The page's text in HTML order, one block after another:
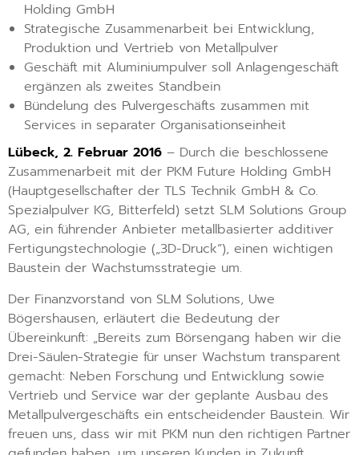
Holding GmbH
Strategische Zusammenarbeit bei Entwicklung,
Produktion und Vertrieb von Metallpulver
Geschäft mit Aluminiumpulver soll Anlagengeschäft
ergänzen als zweites Standbein
Bündelung des Pulvergeschäfts zusammen mit
Services in separater Organisationseinheit
Lübeck, 2. Februar 2016 – Durch die beschlossene
Zusammenarbeit mit der PKM Future Holding GmbH
(Hauptgesellschafter der TLS Technik GmbH & Co.
Spezialpulver KG, Bitterfeld) setzt SLM Solutions Group
AG, ein führender Anbieter metallbasierter additiver
Fertigungstechnologie („3D-Druck“), einen wichtigen
Baustein der Wachstumsstrategie um.
Der Finanzvorstand von SLM Solutions, Uwe
Bögershausen, erläutert die Bedeutung der
Übereinkunft: „Bereits zum Börsengang haben wir die
Drei-Säulen-Strategie für unser Wachstum transparent
gemacht: Neben Forschung und Entwicklung sowie
Vertrieb und Service war der geplante Ausbau des
Metallpulvergeschäfts ein entscheidender Baustein. Wir
freuen uns, dass wir mit PKM nun den richtigen Partner